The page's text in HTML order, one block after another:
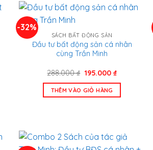
-32%
SÁCH BẤT ĐỘNG SẢN
Đầu tư bất động sản cá nhân
cùng Trần Minh
288.000₫ Giá
là:
288.000 ₫.
195.000 ₫Giá
THÊM VÀO GIỎ HÀNG